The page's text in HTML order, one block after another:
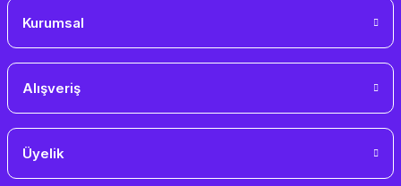
Kurumsal
Alışveriş
Üyelik